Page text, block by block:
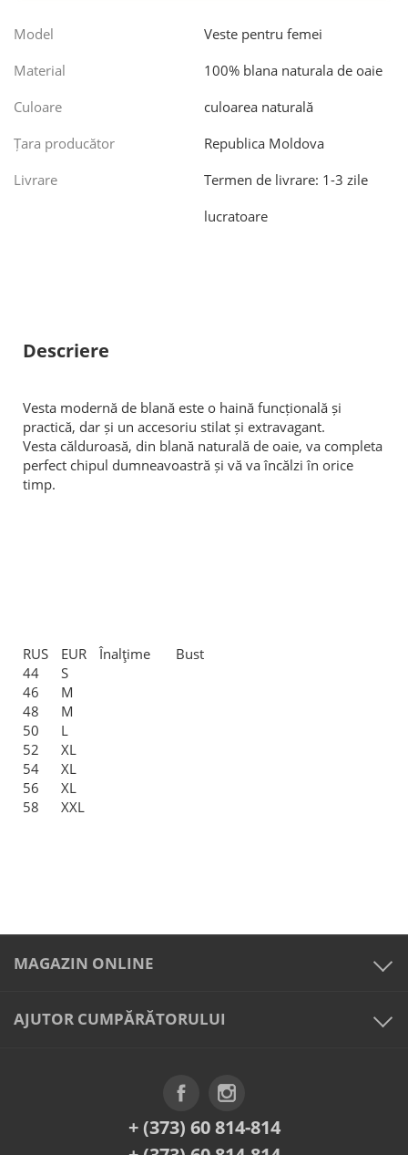
Model
Veste pentru femei
Material
100% blana naturala de oaie
Culoare
culoarea naturală
Țara producător
Republica Moldova
Livrare
Termen de livrare: 1-3 zile
lucratoare
Descriere
Vesta modernă de blană este o haină funcțională și
practică, dar și un accesoriu stilat și extravagant.
Vesta călduroasă, din blană naturală de oaie, va completa
perfect chipul dumneavoastră și vă va încălzi în orice
timp.
RUS EUR Înalţime
Bust
44
S
46
M
48
M
50
L
52
XL
54
XL
56
XL
58
XXL
MAGAZIN ONLINE
AJUTOR CUMPĂRĂTORULUI
+ (373) 60 814-814